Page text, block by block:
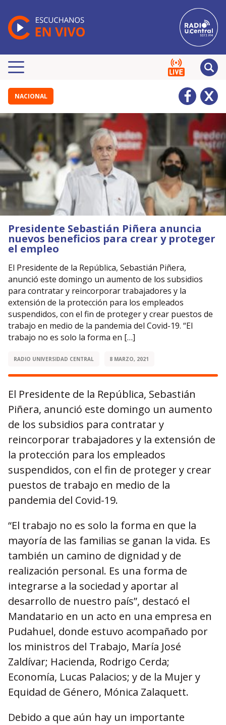
NACIONAL
Presidente Sebastián Piñera anuncia
nuevos beneficios para crear y proteger
el empleo
El Presidente de la República, Sebastián Piñera,
anunció este domingo un aumento de los subsidios
para contratar y reincorporar trabajadores y la
extensión de la protección para los empleados
suspendidos, con el fin de proteger y crear puestos de
trabajo en medio de la pandemia del Covid-19. “El
trabajo no es solo la forma en […]
RADIO UNIVERSIDAD CENTRAL 8 MARZO, 2021
El Presidente de la República, Sebastián
Piñera, anunció este domingo un aumento
de los subsidios para contratar y
reincorporar trabajadores y la extensión de
la protección para los empleados
suspendidos, con el fin de proteger y crear
puestos de trabajo en medio de la
pandemia del Covid-19.
“El trabajo no es solo la forma en que la
mayoría de las familias se ganan la vida. Es
también un camino de dignidad y de
realización personal. Es una forma de
integrarse a la sociedad y aportar al
desarrollo de nuestro país”, destacó el
Mandatario en un acto en una empresa en
Pudahuel, donde estuvo acompañado por
los ministros del Trabajo, María José
Zaldívar; Hacienda, Rodrigo Cerda;
Economía, Lucas Palacios; y de la Mujer y
Equidad de Género, Mónica Zalaquett.
Debido a que aún hay un importante